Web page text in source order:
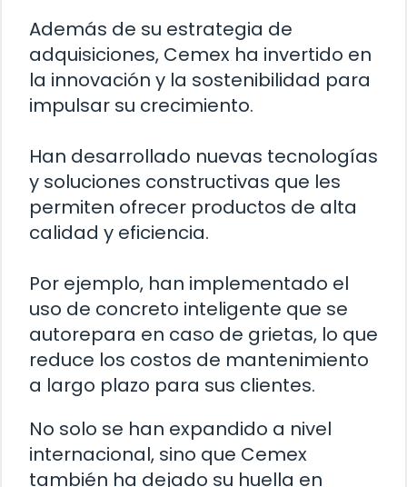
Además de su estrategia de
adquisiciones, Cemex ha invertido en
la innovación y la sostenibilidad para
impulsar su crecimiento.
Han desarrollado nuevas tecnologías
y soluciones constructivas que les
permiten ofrecer productos de alta
calidad y eficiencia.
Por ejemplo, han implementado el
uso de concreto inteligente que se
autorepara en caso de grietas, lo que
reduce los costos de mantenimiento
a largo plazo para sus clientes.
No solo se han expandido a nivel
internacional, sino que Cemex
también ha dejado su huella en